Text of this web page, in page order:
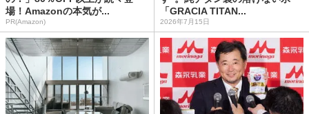
場！Amazonの本気が...
PR(Amazon)
「GRACIA TITAN...
2026年7月15日